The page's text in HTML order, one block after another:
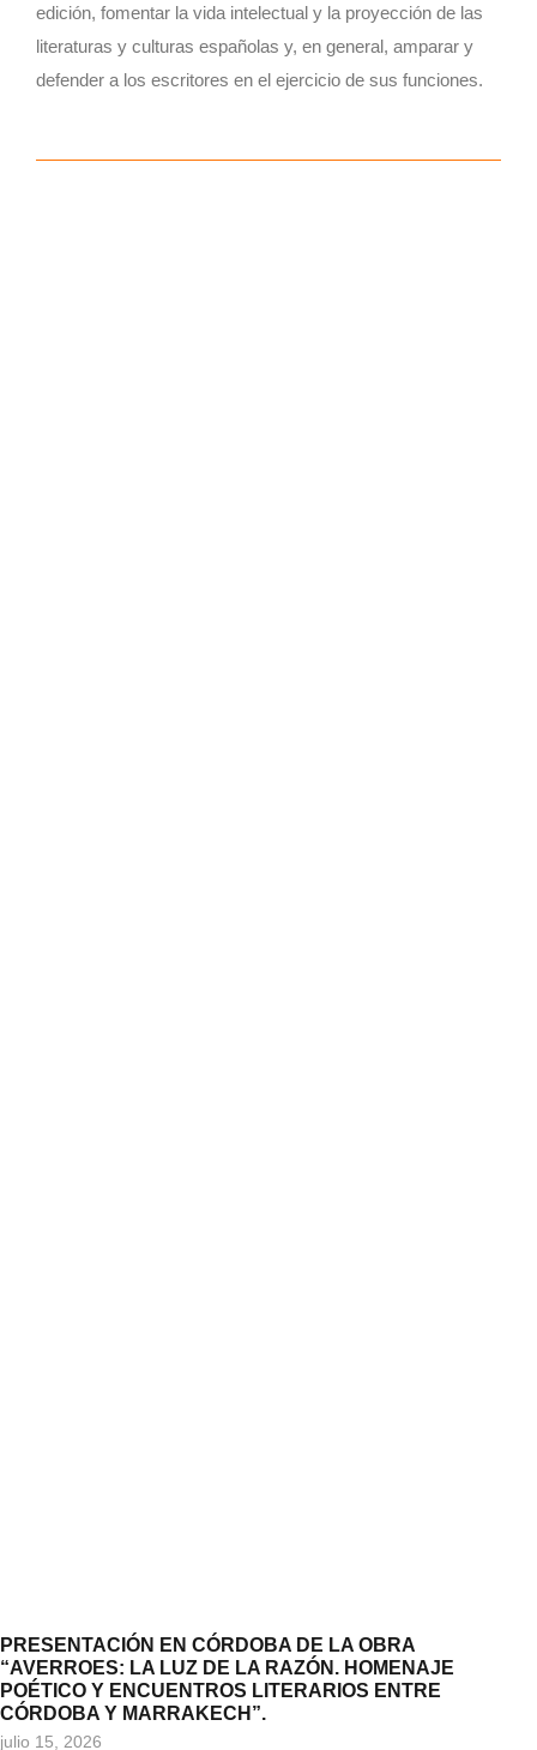
edición, fomentar la vida intelectual y la proyección de las
literaturas y culturas españolas y, en general, amparar y
defender a los escritores en el ejercicio de sus funciones.
PRESENTACIÓN EN CÓRDOBA DE LA OBRA
“AVERROES: LA LUZ DE LA RAZÓN. HOMENAJE
POÉTICO Y ENCUENTROS LITERARIOS ENTRE
CÓRDOBA Y MARRAKECH”.
julio 15, 2026